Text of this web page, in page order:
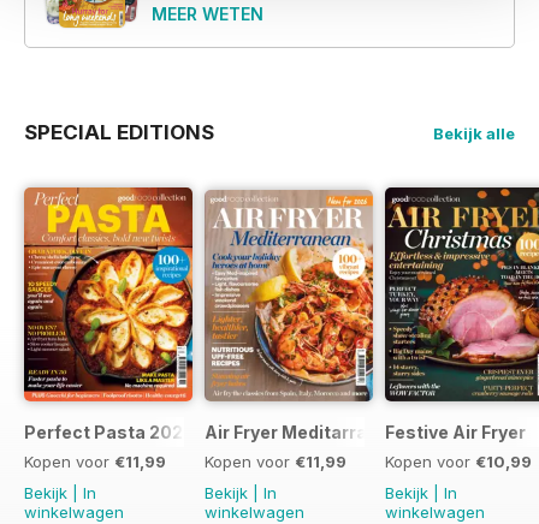
MEER WETEN
SPECIAL EDITIONS Bekijk alle
Perfect Pasta 2026
Kopen voor €11,99
Bekijk
In
winkelwagen
Air Fryer Meditarranean
Kopen voor €11,99
Bekijk
In
winkelwagen
Festive Air Fryer
Kopen voor €10,99
Bekijk
In
winkelwagen